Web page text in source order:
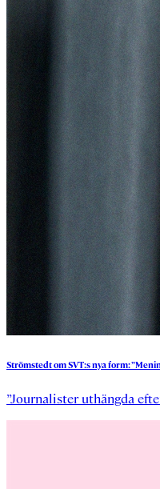
StrömstedtomSVT:snyaform:
”Journalister uthängda